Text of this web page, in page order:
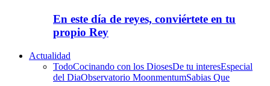
En este día de reyes, conviértete en tu
propio Rey
Actualidad
TodoCocinando con los DiosesDe tu interesEspecial
del DiaObservatorio MoonmentumSabias Que